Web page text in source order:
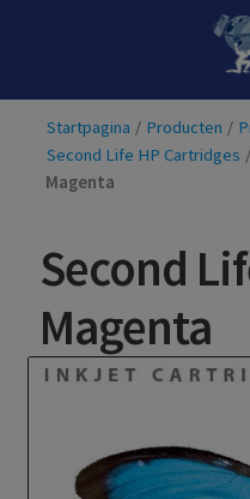
Startpagina / Producten /
Second Life HP Cartridges /
Magenta
Second
Magenta